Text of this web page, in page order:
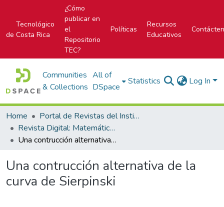
Tecnológico
de Costa Rica
¿Cómo
publicar en
el
Repositorio
TEC?
Políticas
Recursos
Educativos
Communities
& Collections
All of
DSpace
Statistics Log In
Home
Portal de Revistas del Instituto Tecnológico de Costa Rica
Revista Digital: Matemática, Educación e Internet
Una contrucción alternativa de la curva de Sierpinski
Una contrucción alternativa de la
curva de Sierpinski